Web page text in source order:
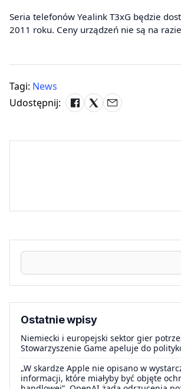
Seria telefonów Yealink T3xG będzie
2011 roku. Ceny urządzeń nie są na
Tagi: News
Udostępnij:
Ostatnie wpisy
Niemiecki i europejski sektor gier
Stowarzyszenie Game apeluje do
„W skardze Apple nie opisano w
informacji, które miałyby być objęte